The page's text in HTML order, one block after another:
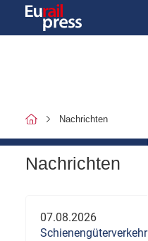
Nachrichten
Nachrichten
07.08.2026
Schienengüterverkehr